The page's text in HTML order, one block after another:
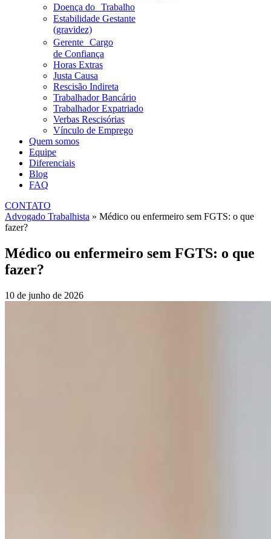
Doença do Trabalho
Estabilidade Gestante
(gravidez)
Gerente Cargo
de Confiança
Horas Extras
Justa Causa
Rescisão Indireta
Trabalhador Bancário
Trabalhador Expatriado
Verbas Rescisórias
Vínculo de Emprego
Quem somos
Equipe
Diferenciais
Blog
FAQ
CONTATO
Advogado Trabalhista » Médico ou enfermeiro sem FGTS: o que
fazer?
Médico ou enfermeiro sem FGTS: o que
fazer?
10 de junho de 2026